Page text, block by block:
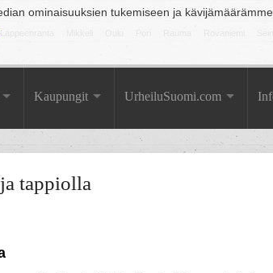
ominaisuuksien tukemiseen ja
Kaupungit UrheiluSuomi.com
tappiolla